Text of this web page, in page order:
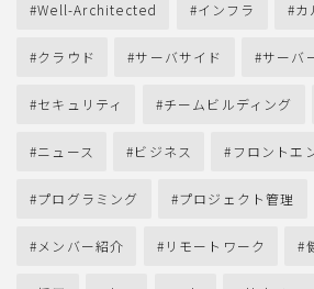
Well-Architected インフラ カ
クラウド サーバサイド サーバ
セキュリティ チームビルディング
ニュース ビジネス フロントエ
プログラミング プロジェクト管理
メンバー紹介 リモートワーク